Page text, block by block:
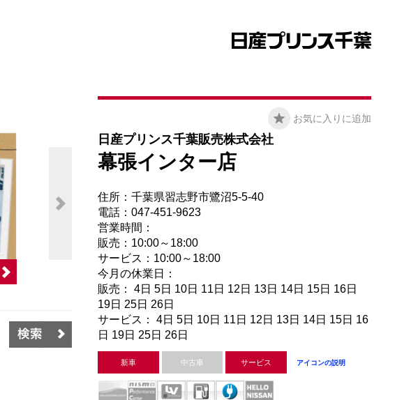
お気に入りに追加
日産プリンス千葉販売株式会社
幕張インター店
住所：千葉県習志野市鷺沼5-5-40
電話：047-451-9623
営業時間：
販売：10:00～18:00
サービス：10:00～18:00
今月の休業日：
販売： 4日 5日 10日 11日 12日 13日 14日 15日 16日
19日 25日 26日
サービス： 4日 5日 10日 11日 12日 13日 14日 15日 16
日 19日 25日 26日
新車 中古車 サービス アイコンの説明